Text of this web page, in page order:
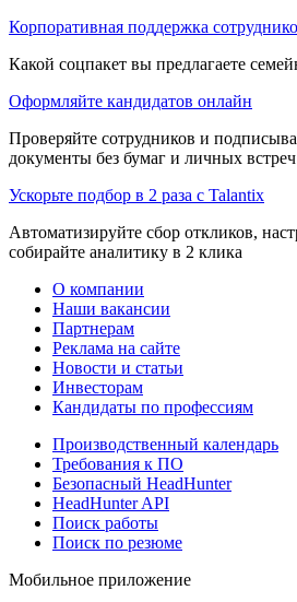
Корпоративная поддержка
Какой соцпакет вы предлагаете
Оформляйте кандидатов онлайн
Проверяйте сотрудников и
документы без бумаг и личных встреч
Ускорьте подбор в 2 раза с Talantix
Автоматизируйте сбор откликов,
собирайте аналитику в 2 клика
О компании
Наши вакансии
Партнерам
Реклама на сайте
Новости и статьи
Инвесторам
Кандидаты по профессиям
Производственный календарь
Требования к ПО
Безопасный HeadHunter
HeadHunter API
Поиск работы
Поиск по резюме
Мобильное приложение